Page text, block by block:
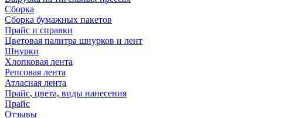
Сборка
Сборка бумажных пакетов
Прайс и справки
Цветовая палитра шнурков и лент
Шнурки
Хлопковая лента
Репсовая лента
Атласная лента
Прайс, цвета, виды нанесения
Прайс
Отзывы